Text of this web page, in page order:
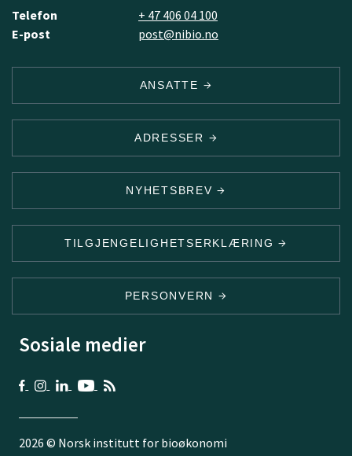
Telefon
+ 47 406 04 100
E-post
post@nibio.no
ANSATTE
ADRESSER
NYHETSBREV
TILGJENGELIGHETSERKLÆRING
PERSONVERN
Sosiale medier
2026 © Norsk institutt for bioøkonomi